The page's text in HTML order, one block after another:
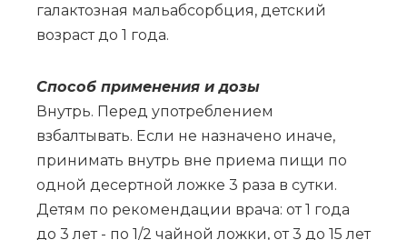
галактозная мальабсорбция, детский
возраст до 1 года.
Спо­соб при­ме­не­ния и до­зы
Внутрь. Перед употреблением
взбалтывать. Если не назначено иначе,
принимать внутрь вне приема пищи по
одной десертной ложке 3 раза в сутки.
Детям по рекомендации врача: от 1 года
до 3 лет - по 1/2 чайной ложки, от 3 до 15 лет